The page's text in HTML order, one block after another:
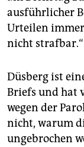
ausführlicher
Urteilen
nicht strafbar.“
Düsberg ist
Briefs und hat
wegen der
nicht, warum
ungebrochen